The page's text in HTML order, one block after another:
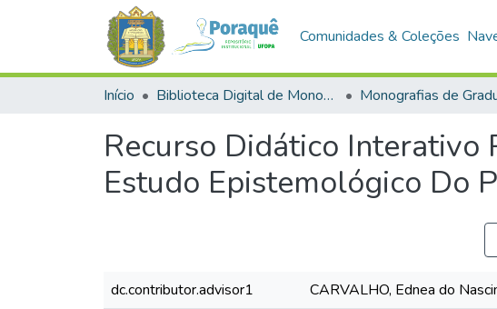
Comunidades & Coleções
Início Biblioteca Digital de Monografias (BDM) Monografias de
Recurso Didático Interativo
Estudo Epistemológico Do
dc.contributor.advisor1
CARVALHO, Ednea do